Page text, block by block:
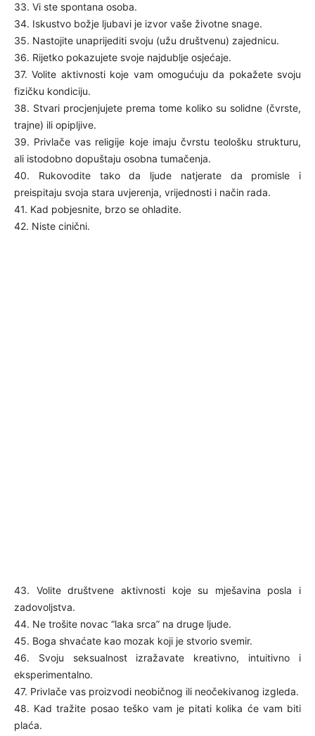
33. Vi ste spontana osoba.
34. Iskustvo božje ljubavi je izvor vaše životne snage.
35. Nastojite unaprijediti svoju (užu društvenu) zajednicu.
36. Rijetko pokazujete svoje najdublje osjećaje.
37. Volite aktivnosti koje vam omogućuju da pokažete svoju
fizičku kondiciju.
38. Stvari procjenjujete prema tome koliko su solidne (čvrste,
trajne) ili opipljive.
39. Privlače vas religije koje imaju čvrstu teološku strukturu,
ali istodobno dopuštaju osobna tumačenja.
40. Rukovodite tako da ljude natjerate da promisle i
preispitaju svoja stara uvjerenja, vrijednosti i način rada.
41. Kad pobjesnite, brzo se ohladite.
42. Niste cinični.
43. Volite društvene aktivnosti koje su mješavina posla i
zadovoljstva.
44. Ne trošite novac “laka srca” na druge ljude.
45. Boga shvaćate kao mozak koji je stvorio svemir.
46. Svoju seksualnost izražavate kreativno, intuitivno i
eksperimentalno.
47. Privlače vas proizvodi neobičnog ili neočekivanog izgleda.
48. Kad tražite posao teško vam je pitati kolika će vam biti
plaća.